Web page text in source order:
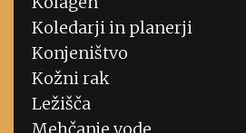
Koledarji in planerji
Konjeništvo
Kožni rak
Ležišča